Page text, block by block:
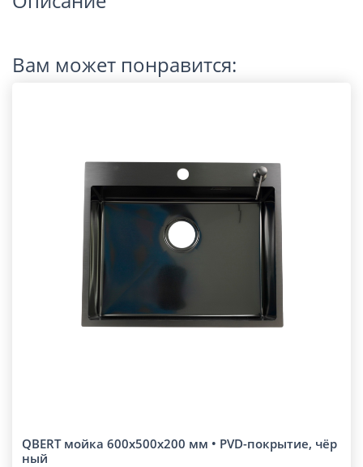
Вам может понравится:
QBERT мойка 600x500x200 мм • PVD-покрытие, чёр
ный